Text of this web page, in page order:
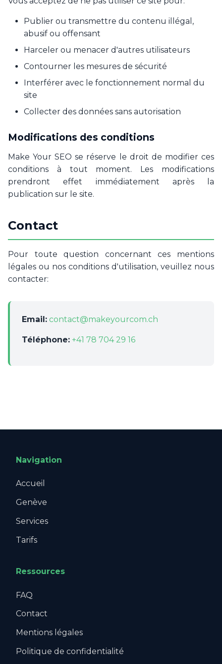
Publier ou transmettre du contenu illégal,
abusif ou offensant
Harceler ou menacer d'autres utilisateurs
Contourner les mesures de sécurité
Interférer avec le fonctionnement normal du
site
Collecter des données sans autorisation
Modifications des conditions
Make Your SEO se réserve le droit de modifier ces
conditions à tout moment. Les modifications
prendront effet immédiatement après la
publication sur le site.
Contact
Pour toute question concernant ces mentions
légales ou nos conditions d'utilisation, veuillez nous
contacter:
Email: contact@makeyourcom.ch
Téléphone: +41 78 704 29 16
Navigation
Accueil
Genève
Services
Tarifs
Ressources
FAQ
Contact
Mentions légales
Politique de confidentialité